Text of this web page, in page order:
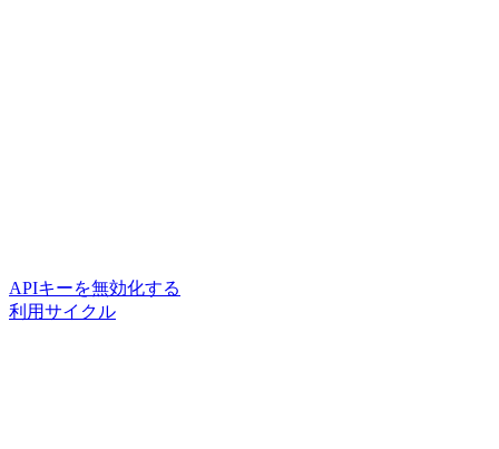
APIキーを無効化する
利用サイクル